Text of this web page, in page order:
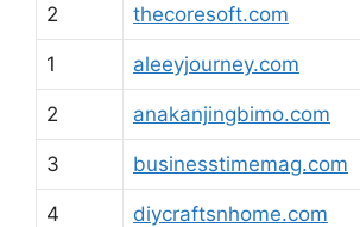
2 thecoresoft.com
1 aleeyjourney.com
2 anakanjingbimo.com
3 businesstimemag.com
4 diycraftsnhome.com